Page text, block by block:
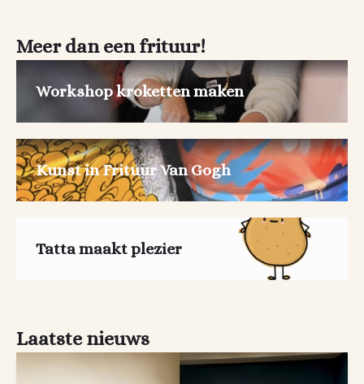
Meer dan een frituur!
Workshop kroketten maken
Kunst in Frituur Van Gogh
Tatta maakt plezier
Laatste nieuws